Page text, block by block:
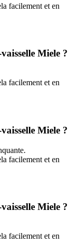
facilement et en
Miele ?
facilement et en
Miele ?
facilement et en
Miele ?
facilement et en